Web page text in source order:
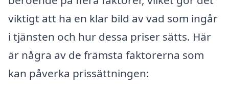
viktigt att ha en klar bild av vad som ingår
i tjänsten och hur dessa priser sätts. Här
är några av de främsta faktorerna som
kan påverka prissättningen: